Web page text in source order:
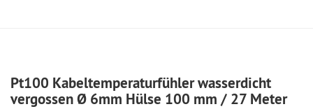
Pt100 Kabeltemperaturfühler wasserdicht
vergossen Ø 6mm Hülse 100 mm / 27 Meter